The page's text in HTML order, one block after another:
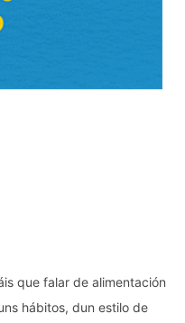
que falar de alimentación
hábitos, dun estilo de